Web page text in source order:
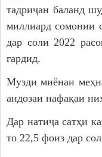
тадриҷан баланд
миллиард сомонии
дар соли 2022
гардид.
Музди миёнаи
андозаи нафақаи
Дар натиҷа сатҳи
то 22,5 фоиз дар